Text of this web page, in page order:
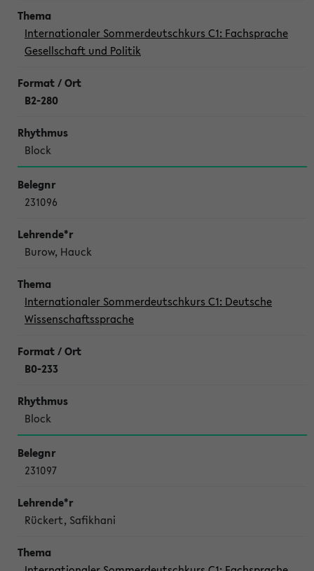
Internationaler Sommerdeutschkurs C1: Fachsprache
Gesellschaft und Politik
B2-280
Block
231096
Burow, Hauck
Internationaler Sommerdeutschkurs C1: Deutsche
Wissenschaftssprache
B0-233
Block
231097
Rückert, Safikhani